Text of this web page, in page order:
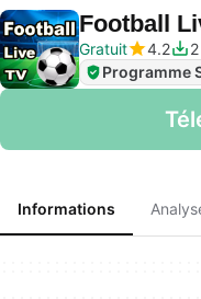
Football
Gratuit
4.2
2
Programme
Informations